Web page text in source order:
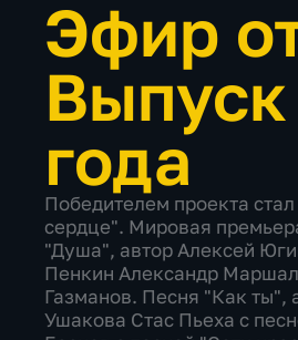
Эфир
года
Победителем проекта
сердце". Мировая
"Душа", автор Алексей
Пенкин Александр
Газманов. Песня "Как
Ушакова Стас Пьеха с